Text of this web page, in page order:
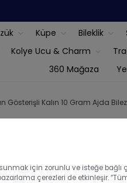
için zorunlu ve isteğe bağlı
çerezleri de etkinleşir.
Küpe Bileklik
Kolye Ucu & Charm
360 Mağaza
Gösterişli Kalın 10 Gram Ajda